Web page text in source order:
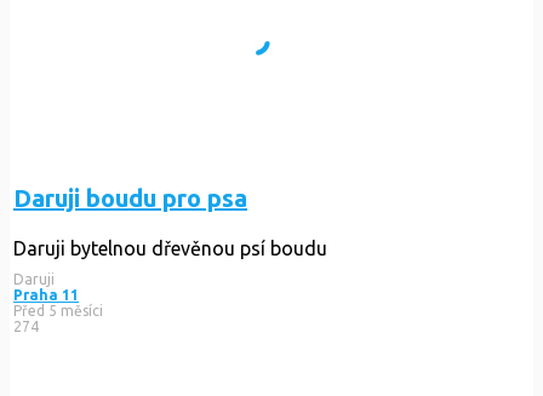
Daruji boudu pro psa
Daruji bytelnou dřevěnou psí boudu
Daruji
Praha 11
Před 5 měsíci
274